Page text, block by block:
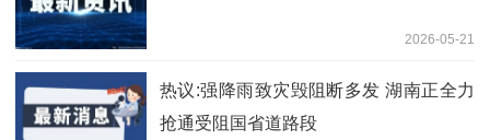
2026-05-21
热议:强降雨致灾毁阻断多发 湖南正全力
抢通受阻国省道路段